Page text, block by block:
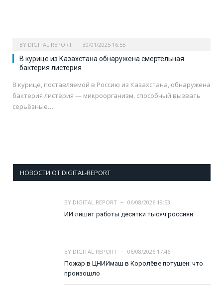
BY DIGITAL REPORT 30/01/2025 16:55
В курице из Казахстана обнаружена смертельная
бактерия листерия
В курице, поставляемой в Россию из Казахстана, обнаружена
бактерия листерия — микроорганизм, способный вызвать
серьёзные…
НОВОСТИ ОТ DIGITAL-REPORT
BY DIGITAL REPORT
06/08/2026 19:53
ИИ лишит работы десятки тысяч россиян
BY DIGITAL REPORT
06/08/2026 17:46
Пожар в ЦНИИмаш в Королёве потушен: что
произошло